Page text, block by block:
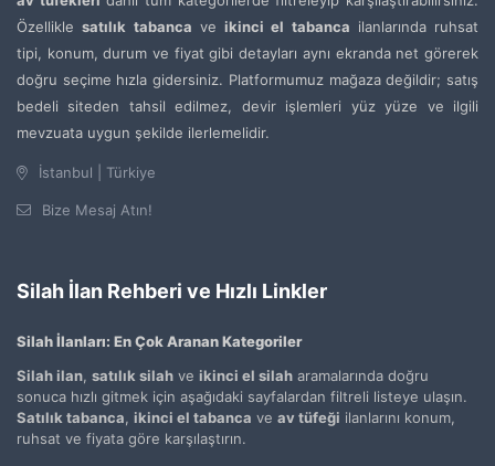
Özelliklesatılık tabanca ve ikinci el tabanca ilanlarında ruhsat
tipi, konum, durum ve fiyat gibi detayları aynı ekranda net görerek
doğru seçime hızla gidersiniz. Platformumuz mağaza değildir; satış
bedeli siteden tahsil edilmez, devir işlemleri yüz yüze ve ilgili
mevzuata uygun şekilde ilerlemelidir.
İstanbul | Türkiye
Bize Mesaj Atın!
Silah İlan Rehberi ve Hızlı Linkler
Silah İlanları: En Çok Aranan Kategoriler
Silah ilan satılık silah ve ikinci el silah aramalarında doğru
sonuca hızlı gitmek için aşağıdaki sayfalardan filtreli listeye ulaşın.
Satılık tabanca ikinci el tabanca ve av tüfeği ilanlarını konum,
ruhsat ve fiyata göre karşılaştırın.